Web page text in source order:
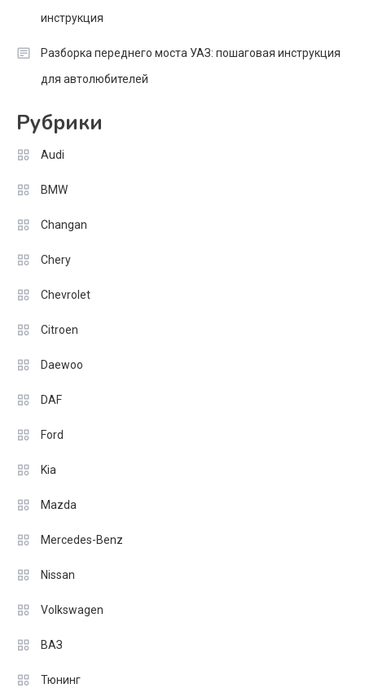
инструкция
Разборка переднего моста УАЗ: пошаговая инструкция
для автолюбителей
Рубрики
Audi
BMW
Changan
Chery
Chevrolet
Citroen
Daewoo
DAF
Ford
Kia
Mazda
Mercedes-Benz
Nissan
Volkswagen
ВАЗ
Тюнинг